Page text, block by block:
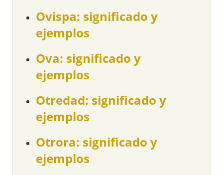
Ovispa: significado y
ejemplos
Ova: significado y
ejemplos
Otredad: significado y
ejemplos
Otrora: significado y
ejemplos